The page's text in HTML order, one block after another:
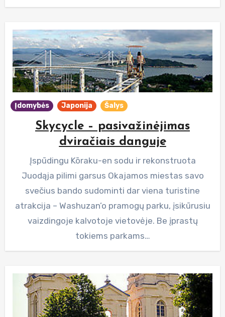
Įdomybės Japonija Šalys
Skycycle – pasivažinėjimas
dviračiais danguje
Įspūdingu Kōraku-en sodu ir rekonstruota
Juodąja pilimi garsus Okajamos miestas savo
svečius bando sudominti dar viena turistine
atrakcija – Washuzan’o pramogų parku, įsikūrusiu
vaizdingoje kalvotoje vietovėje. Be įprastų
tokiems parkams…